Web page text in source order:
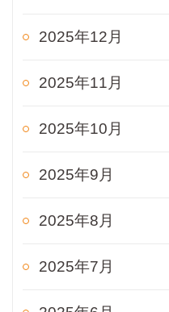
2025年12月
2025年11月
2025年10月
2025年9月
2025年8月
2025年7月